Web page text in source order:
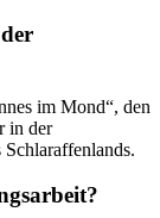
im Mond“, den
in der